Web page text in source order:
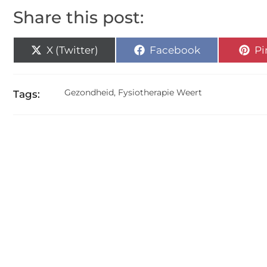
Share this post:
X (Twitter) Facebook
Tags: Gezondheid, Fysiotherapie Weert